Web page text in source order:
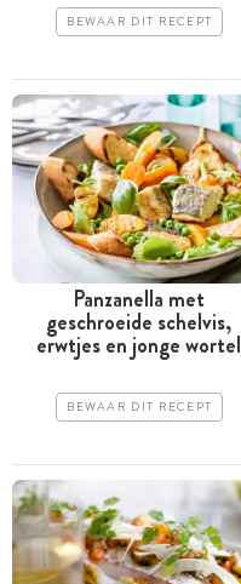
BEWAAR DIT RECEPT
Panzanella met
geschroeide schelvis,
erwtjes en jonge wortel
BEWAAR DIT RECEPT